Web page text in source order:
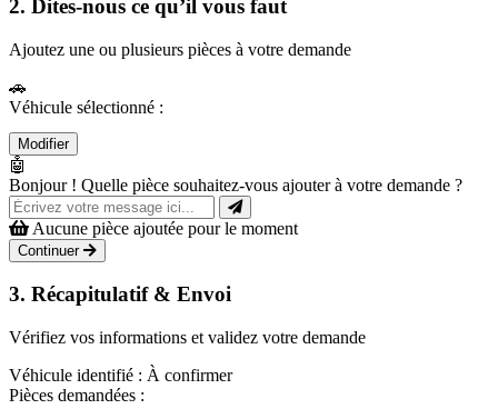
2. Dites-nous ce qu’il vous faut
Ajoutez une ou plusieurs pièces à votre demande
🚗
Véhicule sélectionné :
Modifier
🤖
Bonjour ! Quelle pièce souhaitez-vous ajouter à votre demande ?
Aucune pièce ajoutée pour le moment
Continuer
3. Récapitulatif & Envoi
Vérifiez vos informations et validez votre demande
Véhicule identifié : À confirmer
Pièces demandées :